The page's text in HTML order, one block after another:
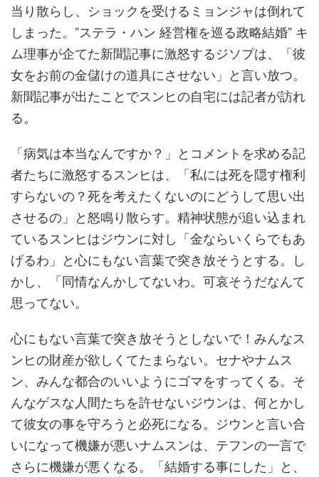
当り散らし、ショックを受けるミョンジャは倒れて
しまった。”ステラ・ハン 経営権を巡る政略結婚” キ
ム理事が企てた新聞記事に激怒するジソプは、「彼
女をお前の金儲けの道具にさせない」と言い放つ。
新聞記事が出たことでスンヒの自宅には記者が訪れ
る。
「病気は本当なんですか？」とコメントを求める記
者たちに激怒するスンヒは、「私には死を隠す権利
すらないの？死を考えたくないのにどうして思い出
させるの」と怒鳴り散らす。精神状態が追い込まれ
ているスンヒはジウンに対し「金ならいくらでもあ
げるわ」と心にもない言葉で突き放そうとする。し
かし、「同情なんかしてないわ。可哀そうだなんて
思ってない。
心にもない言葉で突き放そうとしないで！みんなス
ンヒの財産が欲しくてたまらない。セナやナムス
ン、みんな都合のいいようにゴマをすってくる。そ
んなゲスな人間たちを許せないジウンは、何とかし
て彼女の事を守ろうと必死になる。ジウンと言い合
いになって機嫌が悪いナムスンは、テフンの一言で
さらに機嫌が悪くなる。「結婚する事にした」と、